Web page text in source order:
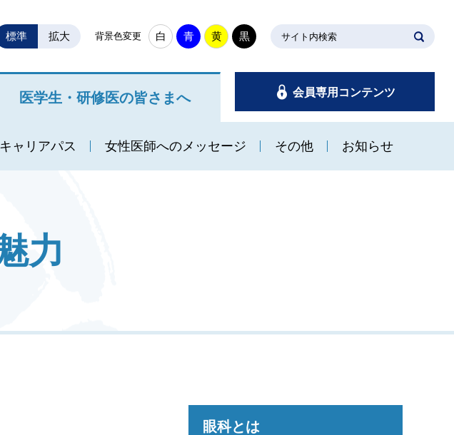
標準 拡大 背景色変更 白 青 黄 黒 サイト内検索
医学生・研修医の皆さまへ 会員専用コンテンツ
ャリアパス 女性医師へのメッセージ その他 お知らせ
力
眼科とは